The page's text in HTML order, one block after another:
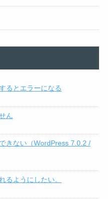
るとエラーになる
ん
きない（WordPress 7.0.2 /
るようにしたい。